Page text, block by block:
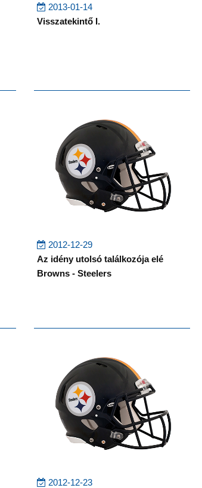
2013-01-14
Visszatekintő I.
2012-12-29
Az idény utolsó találkozója elé
Browns - Steelers
2012-12-23